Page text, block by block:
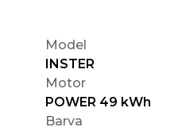
Model
INSTER
Motor
POWER 49 kWh
Barva